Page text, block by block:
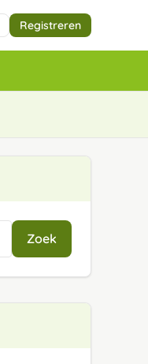
Registreren
Zoek